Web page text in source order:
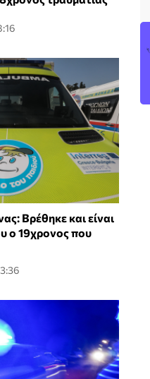
Βρέθηκε και είναι
ο 19χρονος που